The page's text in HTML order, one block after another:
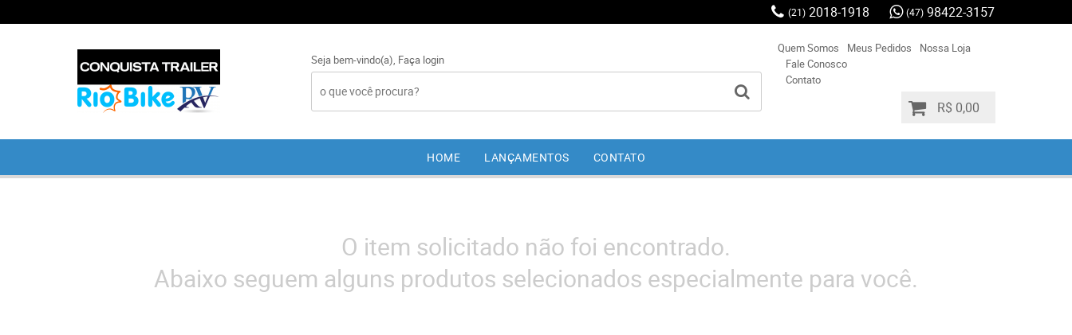
(21) 2018-1918 (47) 98422-3157
Seja bem-vindo(a), Faça login
Quem Somos Meus Pedidos
Nossa Loja
Fale Conosco
Contato
R$ 0,00
HOME LANÇAMENTOS CONTATO
O item solicitado não foi encontrado.
Abaixo seguem alguns produtos selecionados especialmente para você.